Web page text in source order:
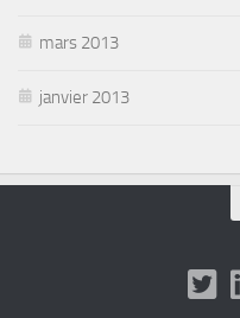
mars 2013
janvier 2013